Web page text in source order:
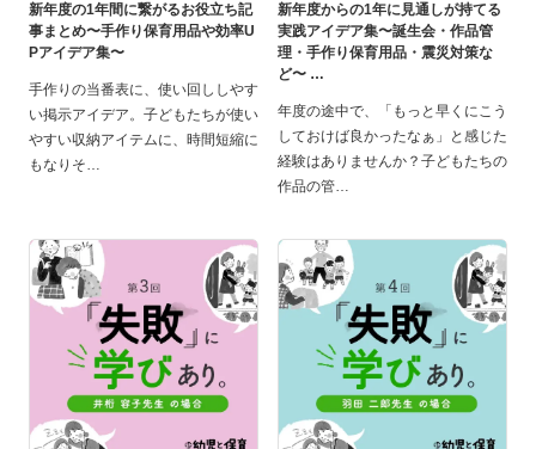
新年度の1年間に繋がるお役立ち記
事まとめ〜手作り保育用品や効率U
Pアイデア集〜
手作りの当番表に、使い回ししやす
い掲示アイデア。子どもたちが使い
やすい収納アイテムに、時間短縮に
もなりそ
新年度からの1年に見通しが持てる
実践アイデア集〜誕生会・作品管
理・手作り保育用品・震災対策な
ど〜
年度の途中で、「もっと早くにこう
しておけば良かったなぁ」と感じた
経験はありませんか？子どもたちの
作品の管